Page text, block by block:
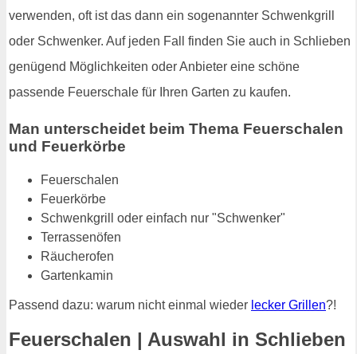
verwenden, oft ist das dann ein sogenannter Schwenkgrill
oder Schwenker. Auf jeden Fall finden Sie auch in Schlieben
genügend Möglichkeiten oder Anbieter eine schöne
passende Feuerschale für Ihren Garten zu kaufen.
Man unterscheidet beim Thema Feuerschalen
und Feuerkörbe
Feuerschalen
Feuerkörbe
Schwenkgrill oder einfach nur "Schwenker"
Terrassenöfen
Räucherofen
Gartenkamin
Passend dazu: warum nicht einmal wieder lecker Grillen?!
Feuerschalen | Auswahl in Schlieben